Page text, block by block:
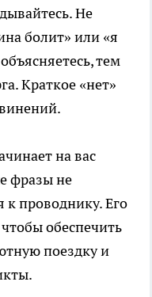
Не
болит» или «я
тем
Краткое «нет»
на вас
фразы не
к проводнику. Его
обеспечить
поездку и